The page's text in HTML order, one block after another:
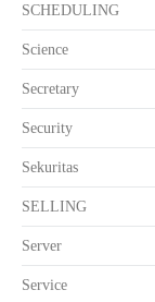
SCHEDULING
Science
Secretary
Security
Sekuritas
SELLING
Server
Service